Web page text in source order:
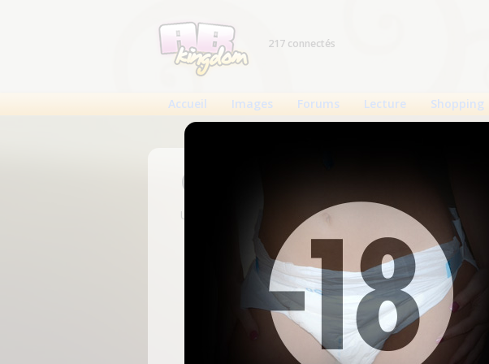
217 connectés
Accueil Images Forums Lecture Shopping
Connexion
Un compte est nécessaire pour voir cette page.
Nom d'utilisateur
Mot de passe